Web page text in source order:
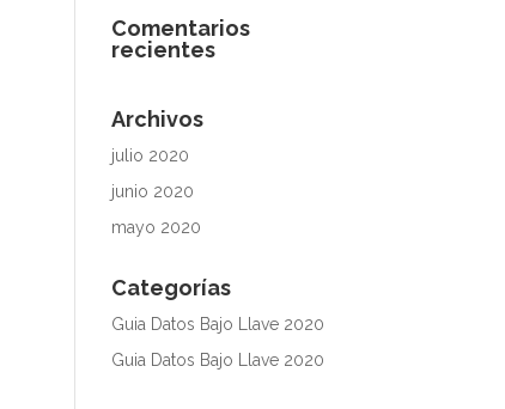
Comentarios
recientes
Archivos
julio 2020
junio 2020
mayo 2020
Categorías
Guia Datos Bajo Llave 2020
Guia Datos Bajo Llave 2020